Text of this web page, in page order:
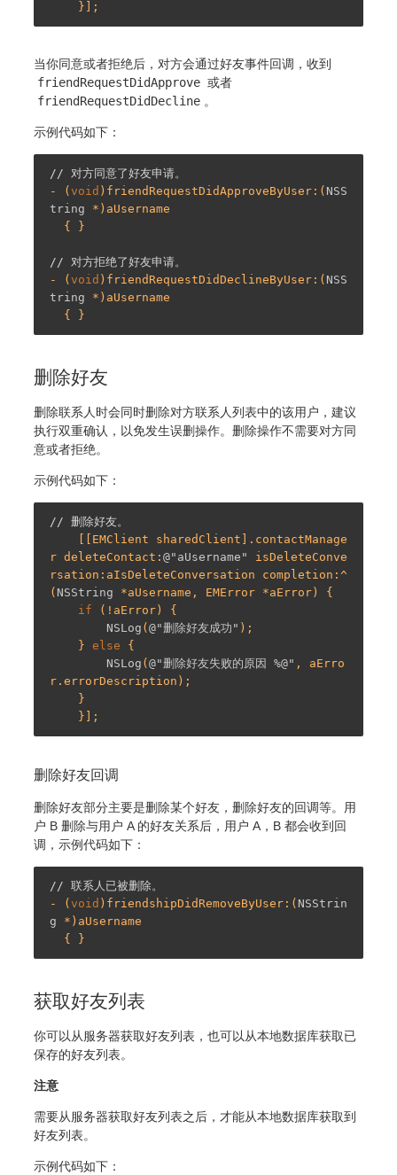
当你同意或者拒绝后，对方会通过好友事件回调，收到
friendRequestDidApprove 或者
friendRequestDidDecline 。
示例代码如下：
// 对方同意了好友申请。
- ( void )friendRequestDidApproveByUser:( NSS
tring *)aUsername
// 对方拒绝了好友申请。
- ( void )friendRequestDidDeclineByUser:( NSS
tring *)aUsername
删除好友
删除联系人时会同时删除对方联系人列表中的该用户，建议
执行双重确认，以免发生误删操作。删除操作不需要对方同
意或者拒绝。
示例代码如下：
// 删除好友。
r deleteContact: @"aUsername"
isDeleteConve
rsation:aIsDeleteConversation completion:^
( NSString *aUsername, EMError *aError) {
if (!aError) {
NSLog ( @"删除好友成功" );
    }
else {
NSLog ( @"删除好友失败的原因 %@" , aErro
r.errorDescription);
删除好友回调
删除好友部分主要是删除某个好友，删除好友的回调等。用
户 B 删除与用户 A 的好友关系后，用户 A，B 都会收到回
调，示例代码如下：
// 联系人已被删除。
- ( void )friendshipDidRemoveByUser:( NSStrin
g *)aUsername
获取好友列表
你可以从服务器获取好友列表，也可以从本地数据库获取已
保存的好友列表。
注意
需要从服务器获取好友列表之后，才能从本地数据库获取到
好友列表。
示例代码如下：